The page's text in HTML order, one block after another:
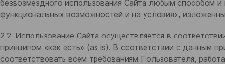
безвозмездного использования Сайта любым способом
функциональных возможностей и на условиях,
2.2. Использование Сайта осуществляется в
принципом «как есть» (as is). В соответствии с данным
соответствовать всем требованиям Пользователя,